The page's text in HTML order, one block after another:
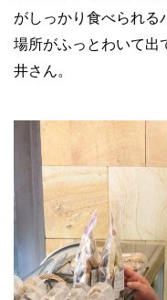
がしっかり食べられる
場所がふっとわいて出
井さん。